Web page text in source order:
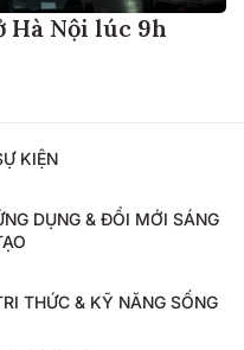
Hà Nội lúc 9h
KIỆN
DỤNG & ĐỔI MỚI SÁNG
THỨC & KỸ NĂNG SỐNG